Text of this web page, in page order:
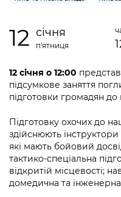
Проєкти
перебувають на
Рішення Київради
Контактна
Графік роботи та
Вакансії
Статистика
Дороги, транспорт
Містобудування та
Бізнес та
Фінанси та бюджет
Безпека та
Громадський
Громадська рада
Відкритий бюджет
Контактний центр
Допомога
Інформація з
Подати запит онлайн
Проекти
інших актів
Питання і відповіді
інформацію
Порядок
Підписатися на
from the KCSA
Порядок
Подати
Submitting a media
Зйомки в лікарнях
стану / Rules for
12 січня
п'ятниця
12 січня о 12:00
підсумкове заняття
підготовки громадян
Підготовку охочих до
здійснюють
які мають бойовий
тактико-спеціальна
відкритій місцевості;
домедична та інженерна